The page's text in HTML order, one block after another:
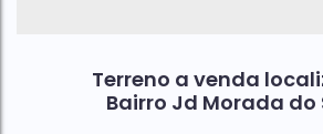
Terreno a venda
Bairro Jd Morada do